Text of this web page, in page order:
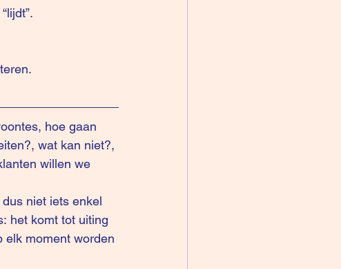
hoe gaan
wat kan niet?,
willen we
dus niet iets enkel
het komt tot uiting
elk moment worden